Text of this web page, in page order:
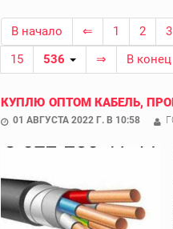
В начало ⇐ 1 2 3
15
536 ⇒ В конец
КУПЛЮ ОПТОМ КАБЕЛЬ,
01 АВГУСТА 2022 Г. В 10:58